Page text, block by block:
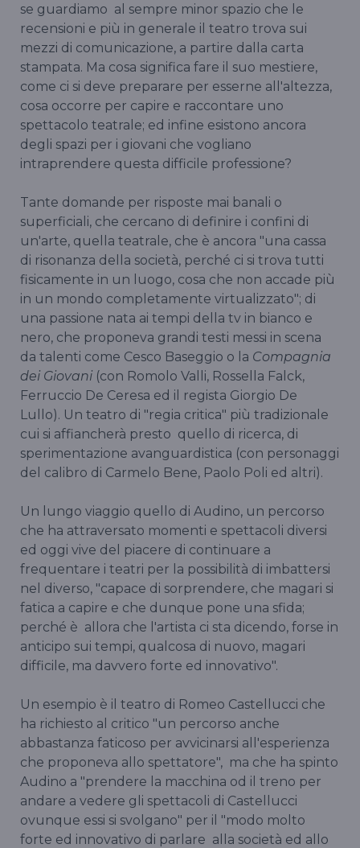
se guardiamo al sempre minor spazio che le
recensioni e più in generale il teatro trova sui
mezzi di comunicazione, a partire dalla carta
stampata. Ma cosa significa fare il suo mestiere,
come ci si deve preparare per esserne all'altezza,
cosa occorre per capire e raccontare uno
spettacolo teatrale; ed infine esistono ancora
degli spazi per i giovani che vogliano
intraprendere questa difficile professione?
Tante domande per risposte mai banali o
superficiali, che cercano di definire i confini di
un'arte, quella teatrale, che è ancora "una cassa
di risonanza della società, perché ci si trova tutti
fisicamente in un luogo, cosa che non accade più
in un mondo completamente virtualizzato"; di
una passione nata ai tempi della tv in bianco e
nero, che proponeva grandi testi messi in scena
da talenti come Cesco Baseggio o la Compagnia
dei Giovani (con Romolo Valli, Rossella Falck,
Ferruccio De Ceresa ed il regista Giorgio De
Lullo). Un teatro di "regia critica" più tradizionale
cui si affiancherà presto quello di ricerca, di
sperimentazione avanguardistica (con personaggi
del calibro di Carmelo Bene, Paolo Poli ed altri).
Un lungo viaggio quello di Audino, un percorso
che ha attraversato momenti e spettacoli diversi
ed oggi vive del piacere di continuare a
frequentare i teatri per la possibilità di imbattersi
nel diverso, "capace di sorprendere, che magari si
fatica a capire e che dunque pone una sfida;
perché è allora che l'artista ci sta dicendo, forse in
anticipo sui tempi, qualcosa di nuovo, magari
difficile, ma davvero forte ed innovativo".
Un esempio è il teatro di Romeo Castellucci che
ha richiesto al critico "un percorso anche
abbastanza faticoso per avvicinarsi all'esperienza
che proponeva allo spettatore", ma che ha spinto
Audino a "prendere la macchina od il treno per
andare a vedere gli spettacoli di Castellucci
ovunque essi si svolgano" per il "modo molto
forte ed innovativo di parlare alla società ed allo